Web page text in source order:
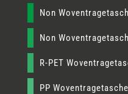
Non
Non
R-PET
PP